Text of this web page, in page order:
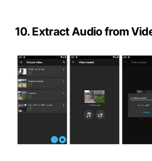
10.Extract Audio from